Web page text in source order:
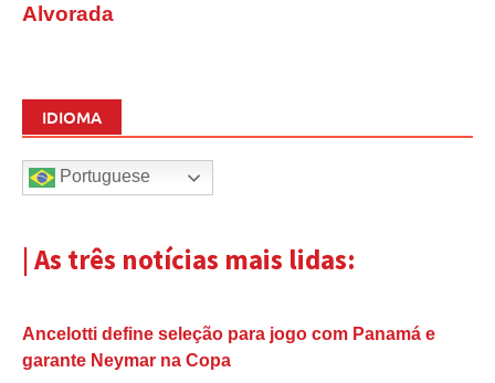
Alvorada
IDIOMA
Portuguese
| As três notícias mais lidas:
Ancelotti define seleção para jogo com Panamá e
garante Neymar na Copa